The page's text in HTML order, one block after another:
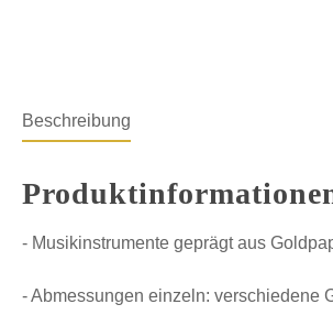
Beschreibung
- Musikinstrumente geprägt aus
- Abmessungen einzeln: verschiedene